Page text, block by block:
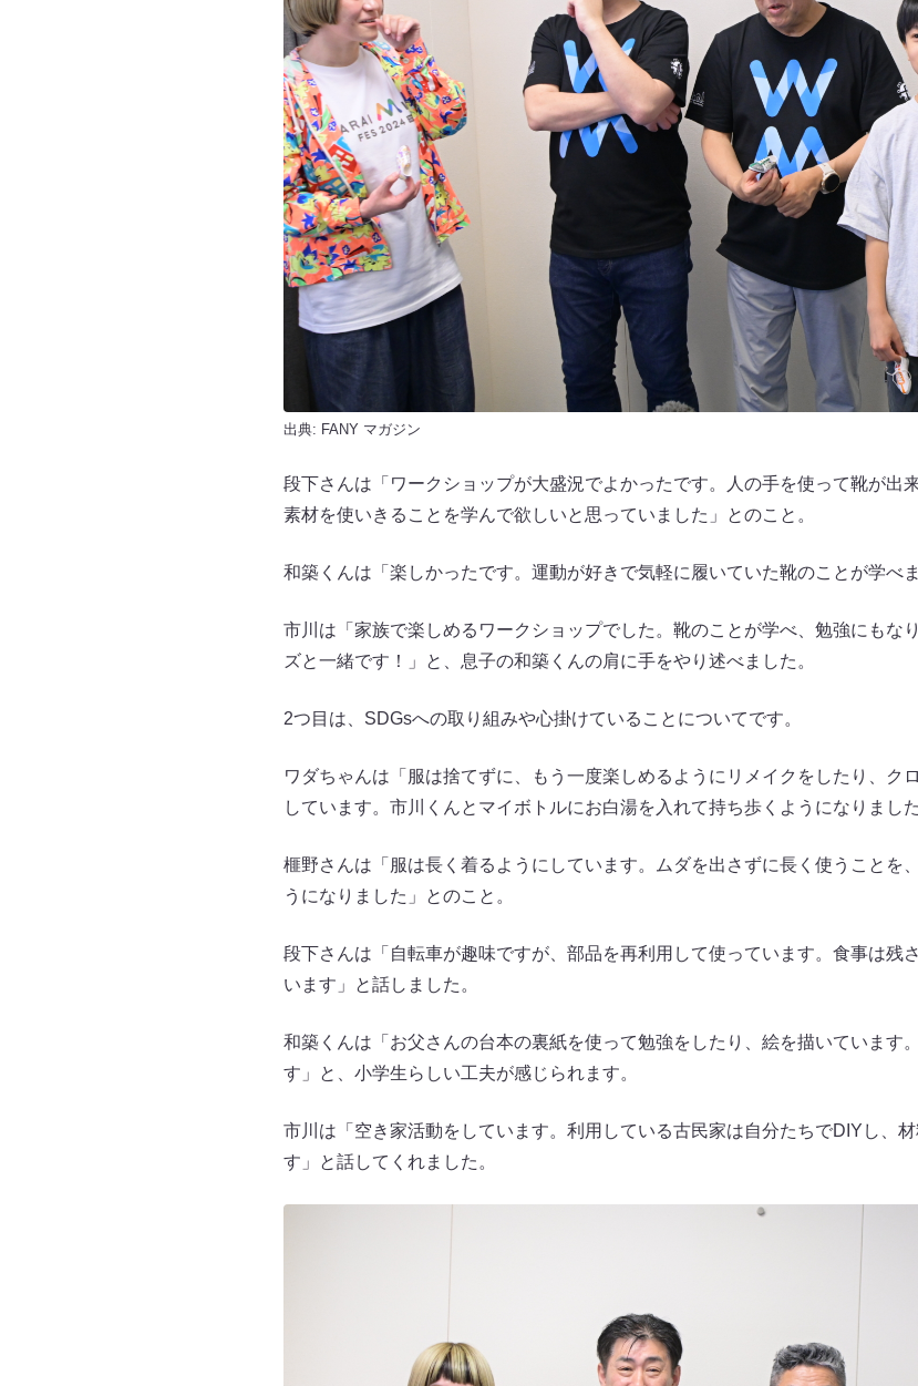
出典: FANY マガジン
段下さんは「ワークショップが大盛況でよかったです。人の手を使って靴が出
素材を使いきることを学んで欲しいと思っていました」とのこと。
和築くんは「楽しかったです。運動が好きで気軽に履いていた靴のことが学べ
市川は「家族で楽しめるワークショップでした。靴のことが学べ、勉強にもな
ズと一緒です！」と、息子の和築くんの肩に手をやり述べました。
2つ目は、SDGsへの取り組みや心掛けていることについてです。
ワダちゃんは「服は捨てずに、もう一度楽しめるようにリメイクをしたり、ク
しています。市川くんとマイボトルにお白湯を入れて持ち歩くようになりまし
榧野さんは「服は長く着るようにしています。ムダを出さずに長く使うことを
うになりました」とのこと。
段下さんは「自転車が趣味ですが、部品を再利用して使っています。食事は残
います」と話しました。
和築くんは「お父さんの台本の裏紙を使って勉強をしたり、絵を描いています
す」と、小学生らしい工夫が感じられます。
市川は「空き家活動をしています。利用している古民家は自分たちでDIYし、
す」と話してくれました。